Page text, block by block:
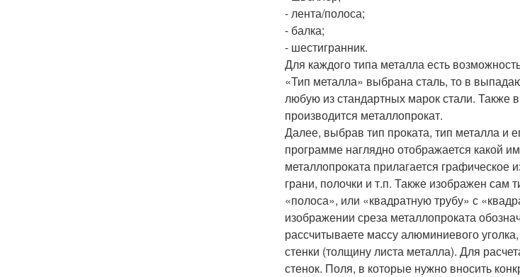
- лента/полоса;
- балка;
- шестигранник.
Для каждого типа металла есть
«Тип металла» выбрана сталь, то в
любую из стандартных марок стали. Также
производится металлопрокат.
Далее, выбрав тип проката, тип металла и
программе наглядно отображается какой
металлопроката прилагается
грани, полочки и т.п. Также изображен сам
«полоса», или «квадратную трубу» с
изображении среза металлопроката
рассчитываете массу алюминиевого
стенки (толщину листа металла). Для
стенок. Поля, в которые нужно вносить